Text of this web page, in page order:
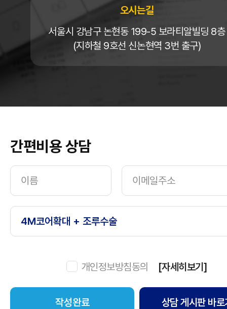
오시는길
서울시 강남구 논현동 199-5 보라티알빌딩 8층
(지하철 9호선 신논현역 3번 출구)
간편비용 상담
개인정보방침동의 [자세히보기]
상담 게시판 바